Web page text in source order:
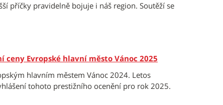
příčky pravidelně bojuje i náš region. Soutěží se
Evropské hlavní město Vánoc 2025
hlavním městem Vánoc 2024. Letos
tohoto prestižního ocenění pro rok 2025.